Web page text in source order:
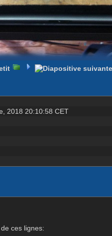
2018 20:10:58 CET
ces lignes: